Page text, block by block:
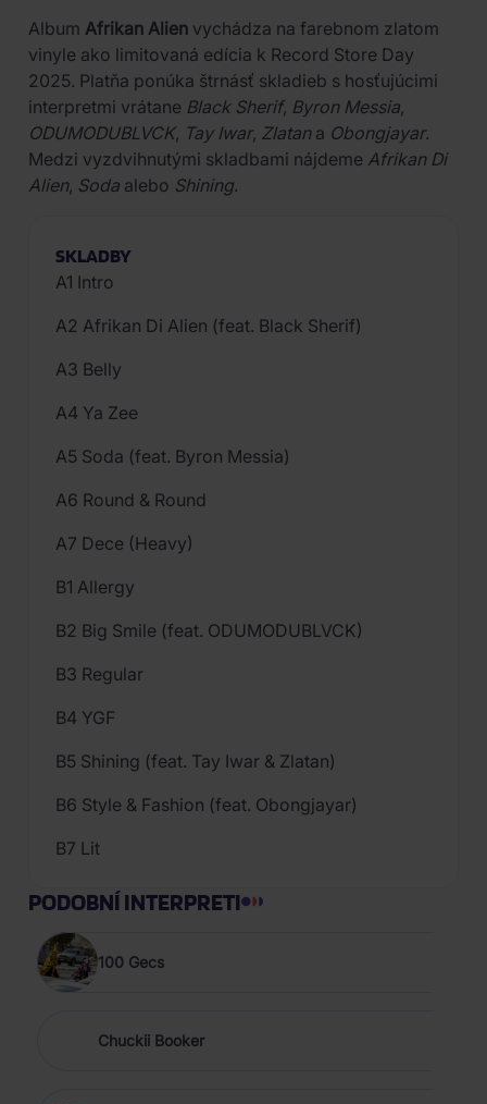
Album Afrikan Alien vychádza na farebnom zlatom
vinyle ako limitovaná edícia k Record Store Day
2025. Platňa ponúka štrnásť skladieb s hosťujúcimi
interpretmi vrátane Black Sherif, Byron Messia,
ODUMODUBLVCK, Tay Iwar, Zlatana Obongjayar.
Medzi vyzdvihnutými skladbami nájdeme Afrikan Di
Alien, Soda alebo Shining.
SKLADBY
A1 Intro
A2 Afrikan Di Alien (feat. Black Sherif)
A3 Belly
A4 Ya Zee
A5 Soda (feat. Byron Messia)
A6 Round & Round
A7 Dece (Heavy)
B1 Allergy
B2 Big Smile (feat. ODUMODUBLVCK)
B3 Regular
B4 YGF
B5 Shining (feat. Tay Iwar & Zlatan)
B6 Style & Fashion (feat. Obongjayar)
B7 Lit
PODOBNÍ INTERPRETI
100 Gecs
Chuckii Booker